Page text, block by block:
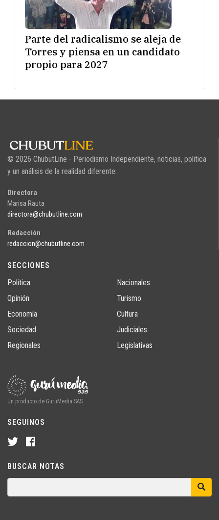
Parte del radicalismo se aleja de
Torres y piensa en un candidato
propio para 2027
© 2026 ChubutLine - Periodismo Independiente, noticias, politica
y un análisis de la realidad diferente.
Directora
Marisa Rauta
directora@chubutline.com
Redacción
redaccion@chubutline.com
SECCIONES
Política
Opinión
Economía
Sociedad
Regionales
Nacionales
Turismo
Cultura
Judiciales
Legislativas
Un producto de GuruMedia SAS
SEGUINOS
BUSCAR NOTAS